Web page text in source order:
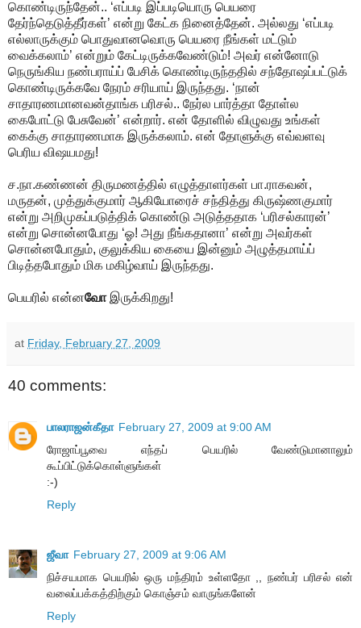
கொண்டிருந்தேன்.. ‘எப்படி இப்படியொரு பெயரை
தேர்ந்தெடுத்தீர்கள்’ என்று கேட்க நினைத்தேன். அல்லது ‘எப்படி
எல்லாருக்கும் பொதுவானவொரு பெயரை நீங்கள் மட்டும்
வைக்கலாம்’ என்றும் கேட்டிருக்கவேண்டும்! அவர் என்னோடு
நெருங்கிய நண்பராய்ப் பேசிக் கொண்டிருந்ததில் சந்தோஷப்பட்டுக்
கொண்டிருக்கவே நேரம் சரியாய் இருந்தது. ‘நான்
சாதாரணமானவன்தாங்க பரிசல்.. நேர்ல பார்த்தா தோள்ல
கைபோட்டு பேசுவேன்’ என்றார். என் தோளில் விழுவது உங்கள்
கைக்கு சாதாரணமாக இருக்கலாம். என் தோளுக்கு எவ்வளவு
பெரிய விஷயமது!
ச.நா.கண்ணன் திருமணத்தில் எழுத்தாளர்கள் பா.ராகவன்,
மருதன், முத்துக்குமார் ஆகியோரைச் சந்தித்து கிருஷ்ணகுமார்
என்று அறிமுகப்படுத்திக் கொண்டு அடுத்ததாக ‘பரிசல்காரன்’
என்று சொன்னபோது ‘ஓ! அது நீங்கதானா’ என்று அவர்கள்
சொன்னபோதும், குலுக்கிய கையை இன்னும் அழுத்தமாய்ப்
பிடித்தபோதும் மிக மகிழ்வாய் இருந்தது.
பெயரில் என்னவோஇருக்கிறது!
at Friday, February 27, 2009
40 comments:
பாலராஜன்கீதா February 27, 2009 at 9:00 AM
ரோஜாப்பூவை எந்தப் பெயரில் வேண்டுமானாலும்
கூப்பிட்டுக்கொள்ளுங்கள்
:-)
Reply
ஜீவா February 27, 2009 at 9:06 AM
நிச்சயமாக பெயரில் ஒரு மந்திரம் உள்ளதோ ,, நண்பர் பரிசல் என்
வலைப்பக்கத்திற்கும் கொஞ்சம் வாருங்களேன்
Reply